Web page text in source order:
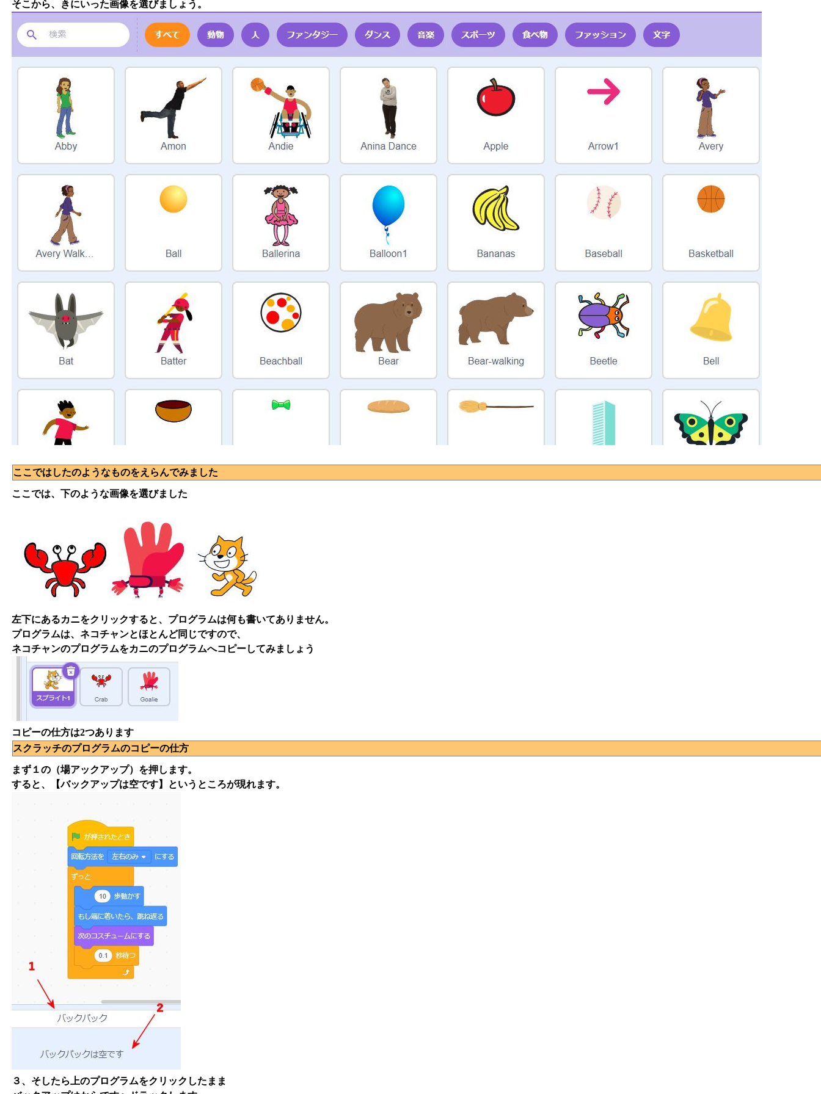
そこから、きにいった画像を選びましょう。
ここではしたのようなものをえらんでみました
ここでは、下のような画像を選びました
左下にあるカニをクリックすると、プログラムは何も書いてありません。
プログラムは、ネコチャンとほとんど同じですので、
ネコチャンのプログラムをカニのプログラムへコピーしてみましょう
コピーの仕方は2つあります
スクラッチのプログラムのコピーの仕方
まず１の（場アックアップ）を押します。
すると、【バックアップは空です】というところが現れます。
３、そしたら上のプログラムをクリックしたまま